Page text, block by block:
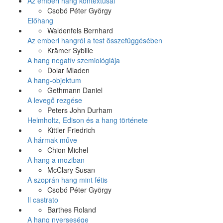
Csobó Péter György
Előhang
Waldenfels Bernhard
Az emberi hangról a test összefüggésében
Krämer Sybille
A hang negatív szemiológiája
Dolar Mladen
A hang-objektum
Gethmann Daniel
A levegő rezgése
Peters John Durham
Helmholtz, Edison és a hang története
Kittler Friedrich
A hármak műve
Chion Michel
A hang a moziban
McClary Susan
A szoprán hang mint fétis
Csobó Péter György
Il castrato
Barthes Roland
A hang nyersesége